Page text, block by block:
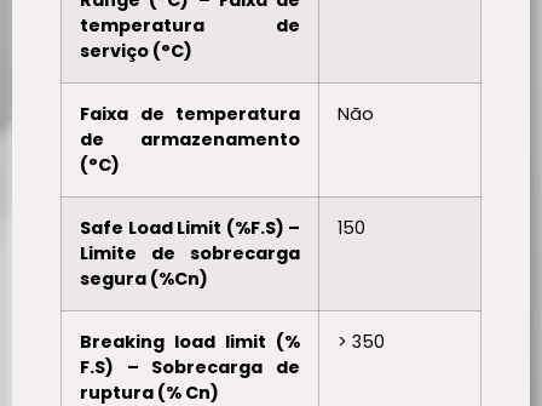
temperatura de
serviço (°C)
Faixa de temperatura
de armazenamento
(°C)
Não
Safe Load Limit (%F.S) –
Limite de sobrecarga
segura (%Cn)
150
Breaking load limit (%
F.S) – Sobrecarga de
ruptura (% Cn)
> 350